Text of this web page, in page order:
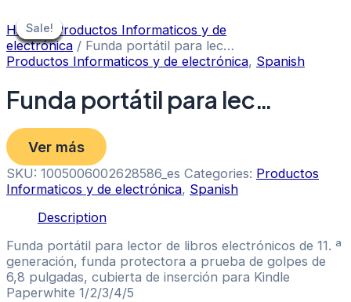
to
content
Sale!
Home/ Productos Informaticos y de
electrónica / Funda portátil para lec…
Productos Informaticos y de electrónica, Spanish
Funda portátil para lec…
Ver más
SKU: 1005006002628586_es Categories: Productos
Informaticos y de electrónica, Spanish
Description
Funda portátil para lector de libros electrónicos de 11. ª
generación, funda protectora a prueba de golpes de
6,8 pulgadas, cubierta de inserción para Kindle
Paperwhite 1/2/3/4/5
Sale!
Sale!
Sale!
Sale!
Sale!
Sale!
Sale!
Sale!